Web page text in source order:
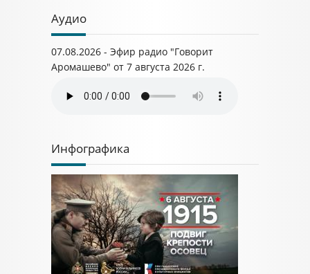
Аудио
07.08.2026 - Эфир радио "Говорит
Аромашево" от 7 августа 2026 г.
Инфографика